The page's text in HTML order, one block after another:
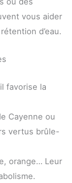
vous aider
d’eau.
favorise la
Cayenne ou
vertus brûle-
orange… Leur